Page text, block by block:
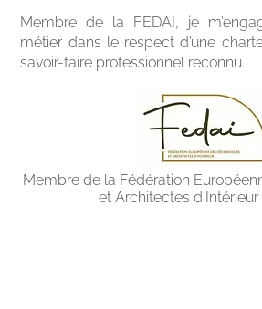
Membre de la FEDAI, je
métier dans le respect d’une
savoir-faire professionnel reconnu.
Membre de la Fédération
et Architectes d’Intérieur